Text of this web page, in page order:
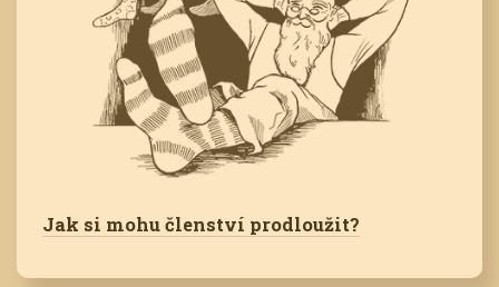
Jak si mohu členství prodloužit?